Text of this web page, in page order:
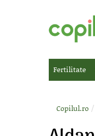
Fertilitate
Copilul.ro /